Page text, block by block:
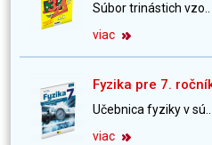
Súbor trinástich vzo..
viac
Fyzika pre 7.
Učebnica fyziky v sú..
viac